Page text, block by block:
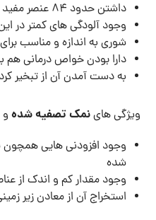
داشتن حدود 84 عنصر مفید در ساختار نمک دریایی
وجود آلودگی های کمتر در
شوری به اندازه و مناسب برای
دارا بودن خواص درمانی هم
به دست آمدن آن از تبخیر
ویژگی هاینمک تصفیه شده
وجود افزودنی هایی
شده
وجود مقدار کم و اندک از
استخراج آن از معادن زیر